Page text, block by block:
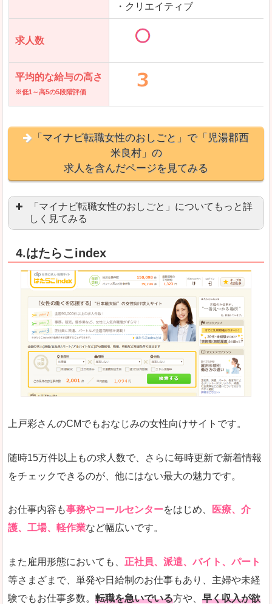
・クリエイティブ
求人数
平均的な給与の高さ
※低1～高5の5段階評価
「マイナビ転職女性のおしごと」で「児湯郡西
米良村」の
求人を含んだページを見てみる
「マイナビ転職女性のおしごと」についてもっと詳
しく見てみる
良いところ
「自分のペースで働きたい」「キャリアアップ」
はじめての転職についてのお役立ち情報が満載で
悪いところ
求人の掲載が少し見づらい印象があります。求人
給与が見た目ですぐにわからないことが多いです
詳しい説明 サイト内の検索の人気ワードで英語や中国語など
人気度 普通のマイナビの方を使っている方が多く、女
さまざまな検索機能が充実しており、条件面やこ
ただし、求人情報が少し見づらいです。
「マイナビ転職女性のおしごと」で「児湯郡西
米良村」の
求人を含んだページを見てみる
4.はたらこindex
上戸彩さんのCMでもおなじみの女性向けサイトです。
随時15万件以上もの求人数で、さらに毎時更新で新着情報
をチェックできるのが、他にはない最大の魅力です。
お仕事内容も事務やコールセンターをはじめ、
医療、介
護、工場、軽作業など幅広いです。
また雇用形態においても、 正社員、派遣、バイト、パート
等さまざまで、単発や日給制のお仕事もあり、主婦や未経
験でもお仕事多数。 転職を急いでいる方や、 早く収入が欲